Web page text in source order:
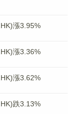
漲3.95%
漲3.36%
漲3.62%
跌3.13%